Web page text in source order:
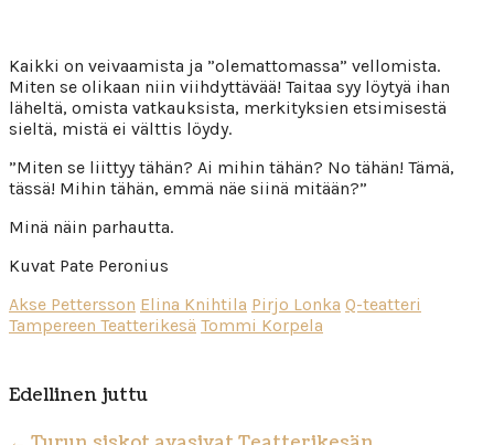
Kaikki on veivaamista ja ”olemattomassa” vellomista.
Miten se olikaan niin viihdyttävää! Taitaa syy löytyä ihan
läheltä, omista vatkauksista, merkityksien etsimisestä
sieltä, mistä ei välttis löydy.
”Miten se liittyy tähän? Ai mihin tähän? No tähän! Tämä,
tässä! Mihin tähän, emmä näe siinä mitään?”
Minä näin parhautta.
Kuvat Pate Peronius
Akse Pettersson Elina Knihtila Pirjo Lonka Q-teatteri
Tampereen Teatterikesä Tommi Korpela
Edellinen juttu